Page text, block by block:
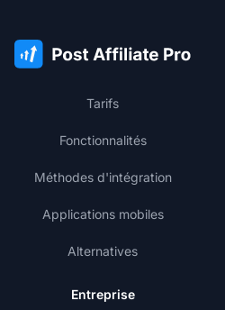
Tarifs
Fonctionnalités
Méthodes d'intégration
Applications mobiles
Alternatives
Entreprise